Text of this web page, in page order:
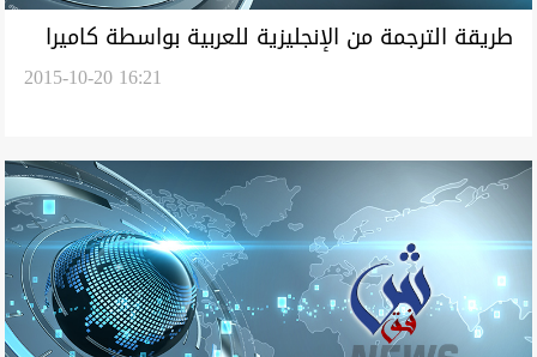
طريقة الترجمة من الإنجليزية للعربية بواسطة كاميرا
2015-10-20 16:21